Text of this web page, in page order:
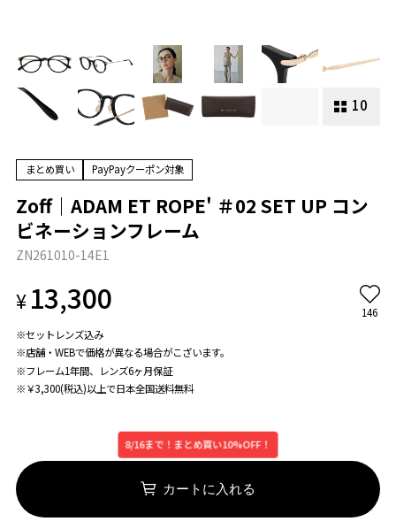
10
まとめ買い PayPayクーポン対象
Zoff｜ADAM ET ROPE' ＃02 SET UP コン
ビネーションフレーム
ZN261010-14E1
¥13,300
146
※セットレンズ込み
※店舗・WEBで価格が異なる場合がこざいます。
※フレーム1年間、レンズ6ヶ月保証
※￥3,300(税込)以上で日本全国送料無料
8/16まで！まとめ買い10%OFF！
カートに入れる